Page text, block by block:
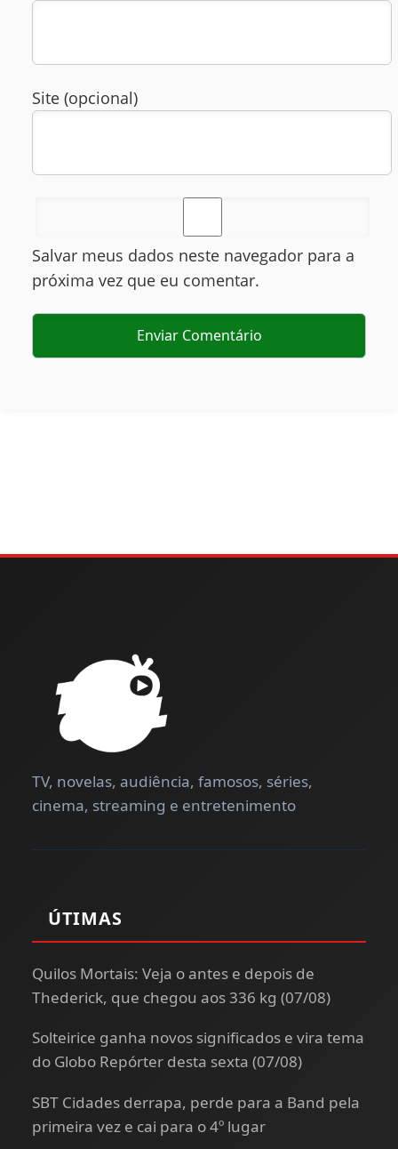
Site (opcional)
Salvar meus dados neste navegador para a
próxima vez que eu comentar.
TV, novelas, audiência, famosos, séries,
cinema, streaming e entretenimento
ÚTIMAS
Quilos Mortais: Veja o antes e depois de
Thederick, que chegou aos 336 kg (07/08)
Solteirice ganha novos significados e vira tema
do Globo Repórter desta sexta (07/08)
SBT Cidades derrapa, perde para a Band pela
primeira vez e cai para o 4º lugar